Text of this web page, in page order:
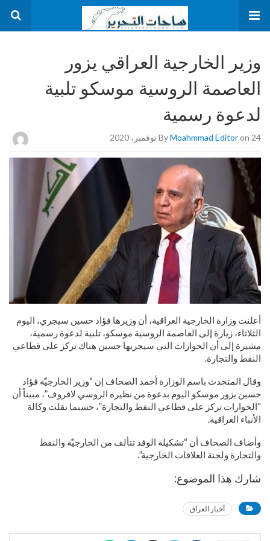
وزير الخارجية العراقي يزور
العاصمة الروسية موسكو تلبية
لدعوة رسمية
ByMoahmmad Editoron 24 نوفمبر، 2020
أعلنت وزارة الخارجية العراقية، أن وزيرها فؤاد حسين سيجري، اليوم
الثلاثاء، زيارة إلى العاصمة الروسية موسكو، تلبية لدعوة رسمية،
مشيرة إلى أن الحوارات التي سيجريها حسين هناك تركز على قطاعي
النفط والتجارة.
وقال المتحدث باسم الوزارة أحمد الصحاف إن “وزير الخارجيّة فؤاد
حسين يزور موسكو اليوم بدعوة من نظيره الروسي لافروف”، مبيناً أن
“الحوارات تركز على قطاعي النفط والتجارة”، حسبما نقلت وكالة
الأنباء العراقية.
وأضاف الصحاف أن “تشكيلة الوفد تتألف من الخارجيّة والنفط
والتجارة ولجنة العلاقات الخارجية”.
شارك هذا الموضوع:
أخبار العراق